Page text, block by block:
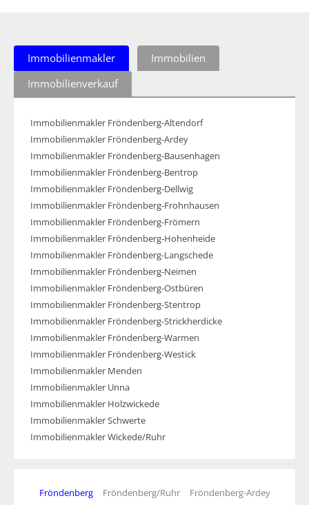
REIN!
Immobilienmakler
Immobilien
Immobilienverkauf
Immobilienmakler Fröndenberg-Altendorf
Immobilienmakler Fröndenberg-Ardey
Immobilienmakler Fröndenberg-Bausenhagen
Immobilienmakler Fröndenberg-Bentrop
Immobilienmakler Fröndenberg-Dellwig
Immobilienmakler Fröndenberg-Frohnhausen
Immobilienmakler Fröndenberg-Frömern
Immobilienmakler Fröndenberg-Hohenheide
Immobilienmakler Fröndenberg-Langschede
Immobilienmakler Fröndenberg-Neimen
Immobilienmakler Fröndenberg-Ostbüren
Immobilienmakler Fröndenberg-Stentrop
Immobilienmakler Fröndenberg-Strickherdicke
Immobilienmakler Fröndenberg-Warmen
Immobilienmakler Fröndenberg-Westick
Immobilienmakler Menden
Immobilienmakler Unna
Immobilienmakler Holzwickede
Immobilienmakler Schwerte
Immobilienmakler Wickede/Ruhr
Fröndenberg Fröndenberg/Ruhr
Fröndenberg-Ardey